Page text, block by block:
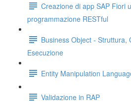
Creazione di app SAP Fiori
programmazione RESTful
Business Object - Struttura,
Esecuzione
Entity Manipulation
Validazione in RAP